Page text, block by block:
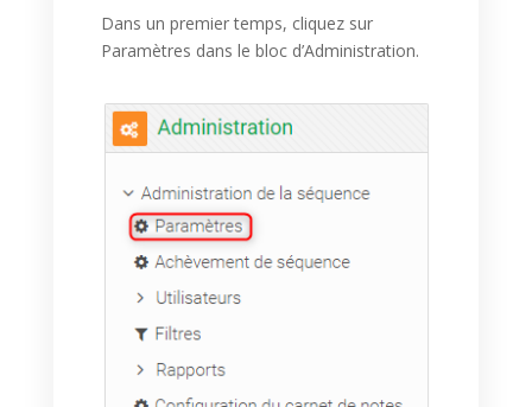
Dans un premier temps, cliquez sur
Paramètres dans le bloc d’Administration.